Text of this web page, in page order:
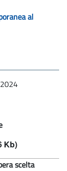
al
Kb)
scelta